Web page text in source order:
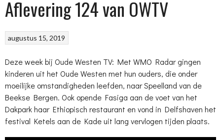
Aflevering 124 van OWTV
augustus 15, 2019
Deze week bij Oude Westen TV: Met WMO Radar gingen
kinderen uit het Oude Westen met hun ouders, die onder
moeilijke omstandigheden leefden, naar Speelland van de
Beekse Bergen. Ook opende Fasiga aan de voet van het
Dakpark haar Ethiopisch restaurant en vond in Delfshaven het
festival Ketels aan de Kade uit lang vervlogen tijden plaats.